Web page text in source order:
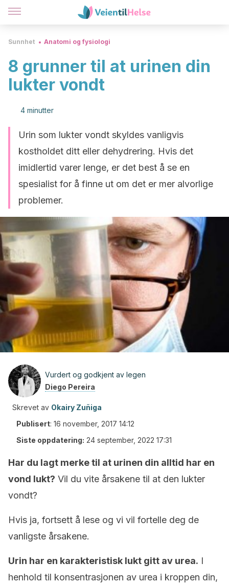
Sunnhet Anatomi og fysiologi
8 grunner til at urinen din
lukter vondt
4 minutter
Urin som lukter vondt skyldes vanligvis
kostholdet ditt eller dehydrering. Hvis det
imidlertid varer lenge, er det best å se en
spesialist for å finne ut om det er mer alvorlige
problemer.
Vurdert og godkjent av legen
Diego Pereira
Skrevet av Okairy Zuñiga
Publisert: 16 november, 2017 14:12
Siste oppdatering: 24 september, 2022 17:31
Har du lagt merke til at urinen din alltid har en
vond lukt? Vil du vite årsakene til at den lukter
vondt?
Hvis ja, fortsett å lese og vi vil fortelle deg de
vanligste årsakene.
Urin har en karakteristisk lukt gitt av urea. I
henhold til konsentrasjonen av urea i kroppen din,